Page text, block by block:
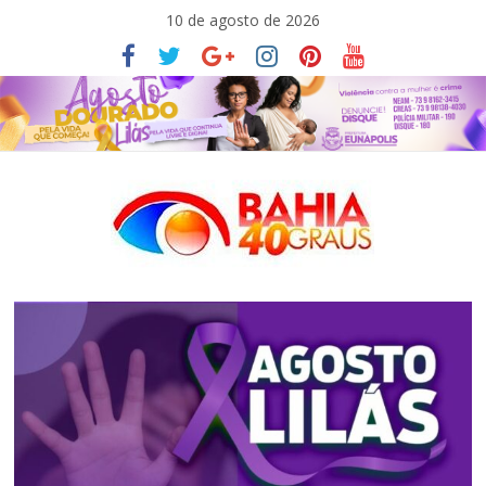
conteúdo
10 de agosto de 2026
Bahia40graus
Notícias
de
política,
meio